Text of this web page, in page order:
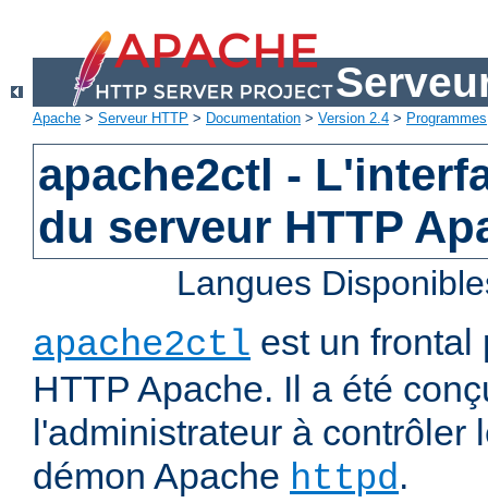
Apache > Serveur HTTP > Documentation > Version 2.4 > Programmes
apache2ctl -
du serveur HTTP
Langues
apache2ctl est un frontal
HTTP Apache. Il a été
l'administrateur à contrôler
démon Apache httpd.